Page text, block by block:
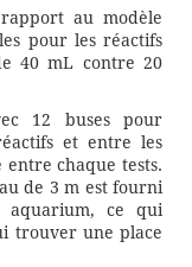
au modèle
pour les réactifs
40 mL contre 20
12 buses pour
et entre les
entre chaque tests.
de 3 m est fourni
ce qui
trouver une place